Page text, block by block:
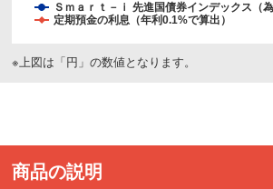
Ｓｍａｒｔ－ｉ 先進国債券インデックス（
定期預金の利息（年利0.1%で算出）
※上図は「円」の数値となります。
商品の説明